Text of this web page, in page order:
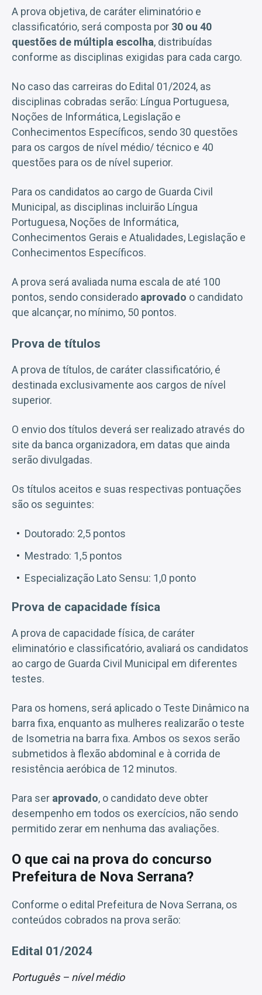
A prova objetiva, de caráter eliminatório e
classificatório, será composta por 30 ou 40
questões de múltipla escolha, distribuídas
conforme as disciplinas exigidas para cada cargo.
No caso das carreiras do Edital 01/2024, as
disciplinas cobradas serão: Língua Portuguesa,
Noções de Informática, Legislação e
Conhecimentos Específicos, sendo 30 questões
para os cargos de nível médio/ técnico e 40
questões para os de nível superior.
Para os candidatos ao cargo de Guarda Civil
Municipal, as disciplinas incluirão Língua
Portuguesa, Noções de Informática,
Conhecimentos Gerais e Atualidades, Legislação e
Conhecimentos Específicos.
A prova será avaliada numa escala de até 100
pontos, sendo considerado aprovado o candidato
que alcançar, no mínimo, 50 pontos.
Prova de títulos
A prova de títulos, de caráter classificatório, é
destinada exclusivamente aos cargos de nível
superior.
O envio dos títulos deverá ser realizado através do
site da banca organizadora, em datas que ainda
serão divulgadas.
Os títulos aceitos e suas respectivas pontuações
são os seguintes:
Doutorado: 2,5 pontos
Mestrado: 1,5 pontos
Especialização Lato Sensu: 1,0 ponto
Prova de capacidade física
A prova de capacidade física, de caráter
eliminatório e classificatório, avaliará os candidatos
ao cargo de Guarda Civil Municipal em diferentes
testes.
Para os homens, será aplicado o Teste Dinâmico na
barra fixa, enquanto as mulheres realizarão o teste
de Isometria na barra fixa. Ambos os sexos serão
submetidos à flexão abdominal e à corrida de
resistência aeróbica de 12 minutos.
Para ser aprovado, o candidato deve obter
desempenho em todos os exercícios, não sendo
permitido zerar em nenhuma das avaliações.
O que cai na prova do concurso
Prefeitura de Nova Serrana?
Conforme o edital Prefeitura de Nova Serrana, os
conteúdos cobrados na prova serão:
Edital 01/2024
Português – nível médio